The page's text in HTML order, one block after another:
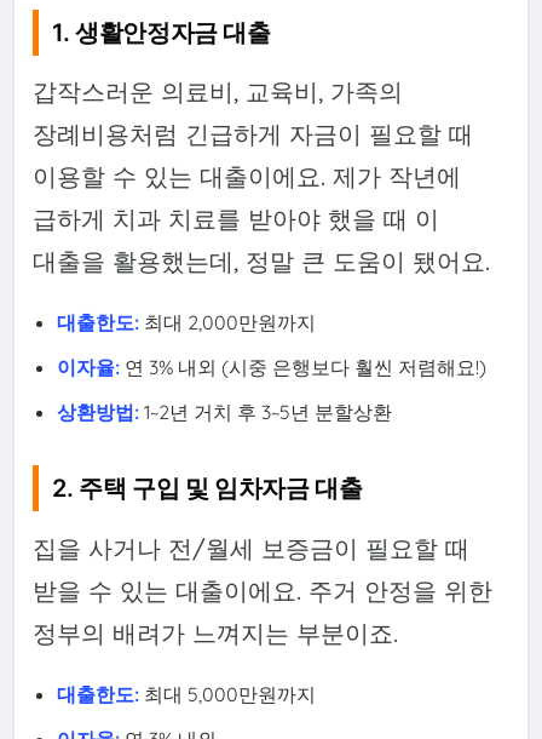
1. 생활안정자금 대출
갑작스러운 의료비, 교육비, 가족의
장례비용처럼 긴급하게 자금이 필요할 때
이용할 수 있는 대출이에요. 제가 작년에
급하게 치과 치료를 받아야 했을 때 이
대출을 활용했는데, 정말 큰 도움이 됐어요.
대출한도: 최대 2,000만원까지
이자율: 연 3% 내외 (시중 은행보다 훨씬 저렴해요!)
상환방법: 1~2년 거치 후 3~5년 분할상환
2. 주택 구입 및 임차자금 대출
집을 사거나 전/월세 보증금이 필요할 때
받을 수 있는 대출이에요. 주거 안정을 위한
정부의 배려가 느껴지는 부분이죠.
대출한도: 최대 5,000만원까지